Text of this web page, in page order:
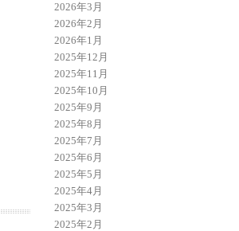
2026年3月
2026年2月
2026年1月
2025年12月
2025年11月
2025年10月
2025年9月
2025年8月
2025年7月
2025年6月
2025年5月
2025年4月
2025年3月
2025年2月